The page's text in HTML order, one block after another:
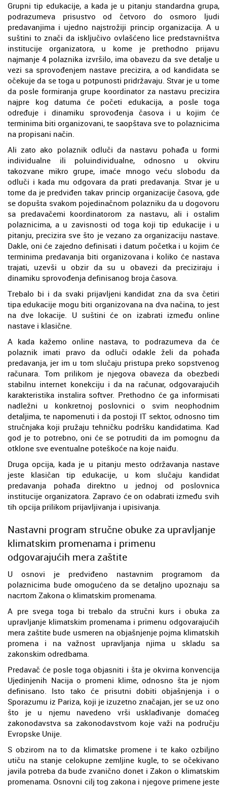
Grupni tip edukacije, a kada je u pitanju standardna grupa,
podrazumeva prisustvo od četvoro do osmoro ljudi
predavanjima i ujedno najstrožiji princip organizacija. A u
suštini to znači da isključivo ovlašćeno lice predstavništva
institucije organizatora, u kome je prethodno prijavu
najmanje 4 polaznika izvršilo, ima obavezu da sve detalje u
vezi sa sprovođenjem nastave precizira, a od kandidata se
očekuje da se toga u potpunosti pridržavaju. Stvar je u tome
da posle formiranja grupe koordinator za nastavu precizira
najpre kog datuma će početi edukacija, a posle toga
određuje i dinamiku sprovođenja časova i u kojim će
terminima biti organizovani, te saopštava sve to polaznicima
na propisani način.
Ali zato ako polaznik odluči da nastavu pohađa u formi
individualne ili poluindividualne, odnosno u okviru
takozvane mikro grupe, imaće mnogo veću slobodu da
odluči i kada mu odgovara da prati predavanja. Stvar je u
tome da je predviđen takav princip organizacije časova, gde
se dopušta svakom pojedinačnom polazniku da u dogovoru
sa predavačemi koordinatorom za nastavu, ali i ostalim
polaznicima, a u zavisnosti od toga koji tip edukacije i u
pitanju, precizira sve što je vezano za organizaciju nastave.
Dakle, oni će zajedno definisati i datum početka i u kojim će
terminima predavanja biti organizovana i koliko će nastava
trajati, uzevši u obzir da su u obavezi da preciziraju i
dinamiku sprovođenja definisanog broja časova.
Trebalo bi i da svaki prijavljeni kandidat zna da sva četiri
tipa edukacije mogu biti organizovana na dva načina, to jest
na dve lokacije. U suštini će on izabrati između online
nastave i klasične.
A kada kažemo online nastava, to podrazumeva da će
polaznik imati pravo da odluči odakle želi da pohađa
predavanja, jer im u tom slučaju pristupa preko sopstvenog
računara. Tom prilikom je njegova obaveza da obezbedi
stabilnu internet konekciju i da na računar, odgovarajućih
karakteristika instalira softver. Prethodno će ga informisati
nadležni u konkretnoj poslovnici o svim neophodnim
detaljima, te napomenuti i da postoji IT sektor, odnosno tim
stručnjaka koji pružaju tehničku podršku kandidatima. Kad
god je to potrebno, oni će se potruditi da im pomognu da
otklone sve eventualne poteškoće na koje naiđu.
Druga opcija, kada je u pitanju mesto održavanja nastave
jeste klasičan tip edukacije, u kom slučaju kandidat
predavanja pohađa direktno u jednoj od poslovnica
institucije organizatora. Zapravo će on odabrati između svih
tih opcija prilikom prijavljivanja i upisivanja.
Nastavni program stručne obuke za upravljanje
klimatskim promenama i primenu
odgovarajućih mera zaštite
U osnovi je predviđeno nastavnim programom da
polaznicima bude omogućeno da se detaljno upoznaju sa
nacrtom Zakona o klimatskim promenama.
A pre svega toga bi trebalo da stručni kurs i obuka za
upravljanje klimatskim promenama i primenu odgovarajućih
mera zaštite bude usmeren na objašnjenje pojma klimatskih
promena i na važnost upravljanja njima u skladu sa
zakonskim odredbama.
Predavač će posle toga objasniti i šta je okvirna konvencija
Ujedinjenih Nacija o promeni klime, odnosno šta je njom
definisano. Isto tako će prisutni dobiti objašnjenja i o
Sporazumu iz Pariza, koji je izuzetno značajan, jer se uz ono
što je u njemu navedeno vrši usklađivanje domaćeg
zakonodavstva sa zakonodavstvom koje važi na području
Evropske Unije.
S obzirom na to da klimatske promene i te kako ozbiljno
utiču na stanje celokupne zemljine kugle, to se očekivano
javila potreba da bude zvanično donet i Zakon o klimatskim
promenama. Osnovni cilj tog zakona i njegove primene jeste